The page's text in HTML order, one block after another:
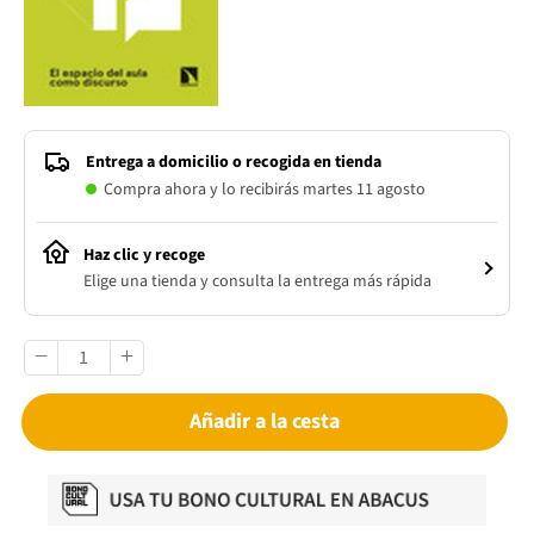
Entrega a domicilio o recogida en tienda
Compra ahora y lo recibirás martes 11 agosto
Haz clic y recoge
Elige una tienda y consulta la entrega más rápida
Añadir a la cesta